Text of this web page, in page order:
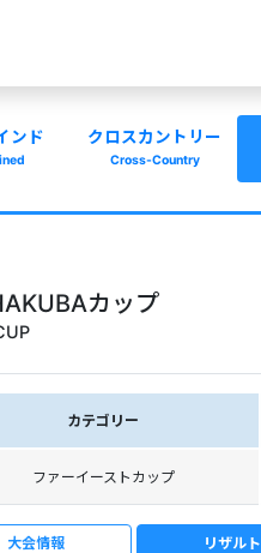
ンド クロスカントリー
Cross-Country
カップ
カテゴリー
ファーイーストカップ
大会情報 リザルト